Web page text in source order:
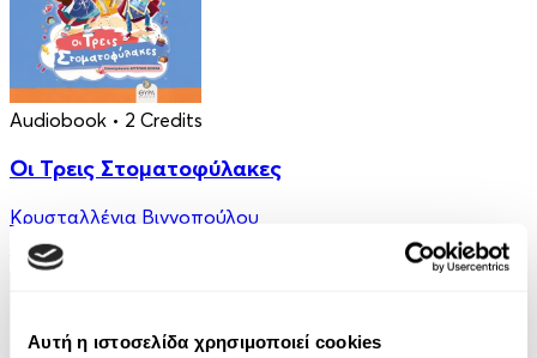
Αυτή η ιστοσελίδα χρησιμοποιεί cookies
Audiobook • 2 Credits
Οι Τρεις Στοματοφύλακες
Κρυσταλλένια Βιγγοπούλου
13.50€